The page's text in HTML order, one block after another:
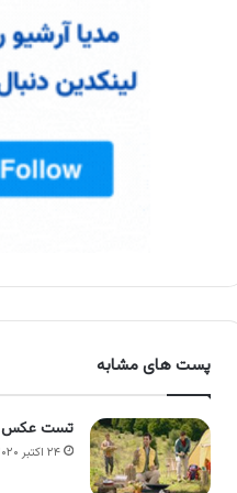
پست های مشابه
تست عکس 180
۲۴ اکتبر ۲۰۲۰